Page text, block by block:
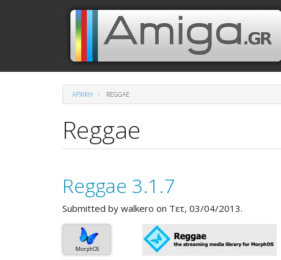
Μενού
λογαριασμού
χρήστη
Κεντρική
πλοήγηση
ΑΡΧΙΚΉ REGGAE
Reggae
Reggae 3.1.7
Submitted by walkero on Τετ, 03/04/2013.
MorphOS